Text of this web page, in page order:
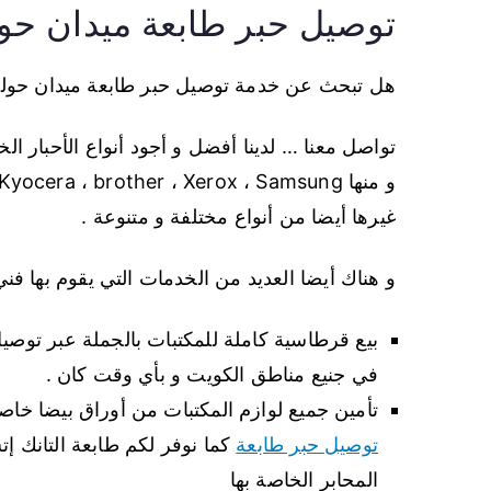
توصيل حبر طابعة ميدان
هل تبحث عن خدمة توصيل حبر طابعة ميدان حولي
تواصل معنا … لدينا أفضل و أجود أنواع الأحبار
غيرها أيضا من أنواع مختلفة و متنوعة .
و هناك أيضا العديد من الخدمات التي يقوم
بيع قرطاسية كاملة للمكتبات بالجملة عبر
في جنيع مناطق الكويت و بأي وقت كان .
تأمين جميع لوازم المكتبات من أوراق بيضا
توصيل حبر طابعة كما نوفر لكم طابعة التانك
المحابر الخاصة بها